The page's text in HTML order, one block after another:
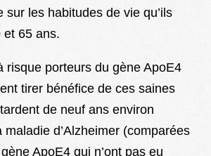
sur les habitudes de vie qu’ils
et 65 ans.
risque porteurs du gène ApoE4
tirer bénéfice de ces saines
de neuf ans environ
maladie d’Alzheimer (comparées
ApoE4 qui n’ont pas eu